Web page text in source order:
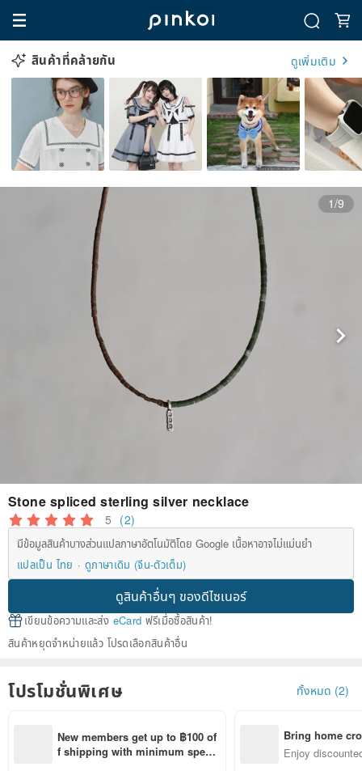
สินค้าที่คล้ายกัน ดูเพิ่มเติม
1/9
Stone spliced ​​sterling silver necklace
5 (2)
มีข้อมูลสินค้าบางส่วนแปลภาษาอัตโนมัติโดย Google เนื้อหาอาจไม่แม่นยำ
แปลเป็น ไทย
ดูภาษาเดิม (จีน-ตัวเต็ม)
ดูสินค้าอื่นๆ ของดีไซเนอร์
เขียนข้อความและส่ง eCard ฟรีเมื่อซื้อสินค้า!
สินค้าหยุดจำหน่ายแล้ว โปรดเลือกสินค้าอื่น
โปรโมชั่นพิเศษ ทั้งหมด (2)
New members get up to ฿100 of
f shipping with minimum spen
Bring home
n with ease
Enjoy